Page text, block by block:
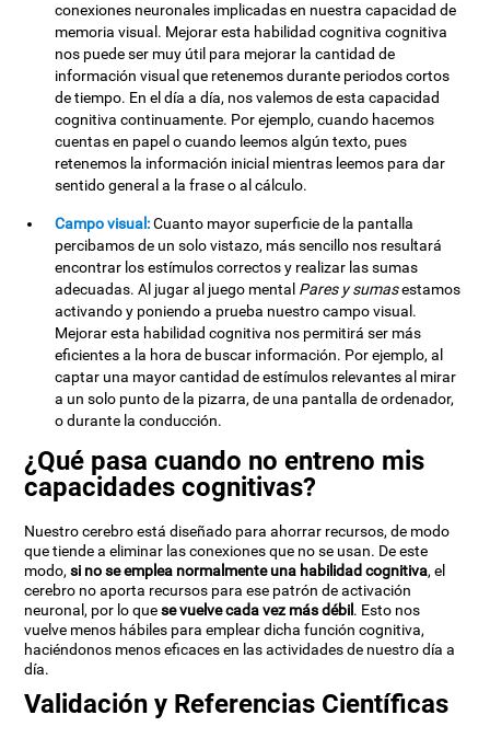
conexiones neuronales implicadas en nuestra capacidad de
memoria visual. Mejorar esta habilidad cognitiva cognitiva
nos puede ser muy útil para mejorar la cantidad de
información visual que retenemos durante periodos cortos
de tiempo. En el día a día, nos valemos de esta capacidad
cognitiva continuamente. Por ejemplo, cuando hacemos
cuentas en papel o cuando leemos algún texto, pues
retenemos la información inicial mientras leemos para dar
sentido general a la frase o al cálculo.
Campo visual:Cuanto mayor superficie de la pantalla
percibamos de un solo vistazo, más sencillo nos resultará
encontrar los estímulos correctos y realizar las sumas
adecuadas. Al jugar al juego mental Pares y sumasestamos
activando y poniendo a prueba nuestro campo visual.
Mejorar esta habilidad cognitiva nos permitirá ser más
eficientes a la hora de buscar información. Por ejemplo, al
captar una mayor cantidad de estímulos relevantes al mirar
a un solo punto de la pizarra, de una pantalla de ordenador,
o durante la conducción.
¿Qué pasa cuando no entreno mis
capacidades cognitivas?
Nuestro cerebro está diseñado para ahorrar recursos, de modo
que tiende a eliminar las conexiones que no se usan. De este
modo,si no se emplea normalmente una habilidad cognitiva, el
cerebro no aporta recursos para ese patrón de activación
neuronal, por lo quese vuelve cada vez más débil . Esto nos
vuelve menos hábiles para emplear dicha función cognitiva,
haciéndonos menos eficaces en las actividades de nuestro día a
día.
Validación y Referencias Científicas